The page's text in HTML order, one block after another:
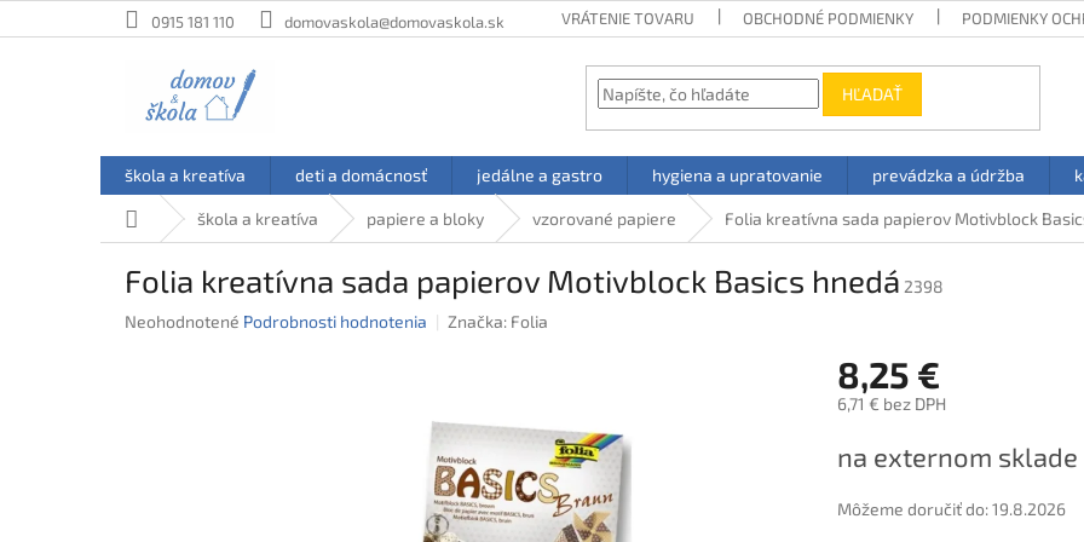
na
0915 181 110 domovaskola@domovaskola.sk VRÁTENIE TOVARU OBCHODNÉ PODMIENKY PODMIENKY
HĽADAŤ
škola a kreatíva deti a domácnosť jedálne a gastro hygiena a upratovanie prevádzka a údržba
Domovškola a kreatíva papiere a bloky vzorované papiere Folia kreatívna sada papierov Motivblock
Folia kreatívna sada papierov Motivblock Basics hnedá 2398
Priemerné
Neohodnotené Podrobnosti hodnotenia Značka: Folia
8,25 €
6,71 € bez DPH
cena:
na externom sklade
Môžeme doručiť do:19.8.2026